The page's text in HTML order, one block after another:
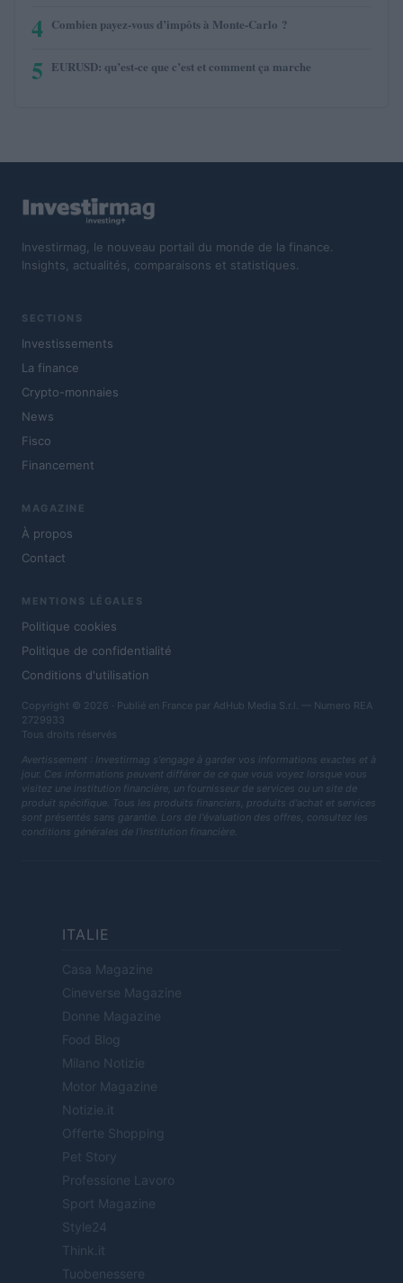
4 Combien payez-vous d’impôts à Monte-Carlo ?
5 EURUSD: qu’est-ce que c’est et comment ça marche
Investirmag, le nouveau portail du monde de la finance.
Insights, actualités, comparaisons et statistiques.
SECTIONS
Investissements
La finance
Crypto-monnaies
News
Fisco
Financement
MAGAZINE
À propos
Contact
MENTIONS LÉGALES
Politique cookies
Politique de confidentialité
Conditions d'utilisation
Copyright © 2026 · Publié en France par AdHub Media S.r.l. — Numero REA
2729933
Tous droits réservés
Avertissement : Investirmag s'engage à garder vos informations exactes et à
jour. Ces informations peuvent différer de ce que vous voyez lorsque vous
visitez une institution financière, un fournisseur de services ou un site de
produit spécifique. Tous les produits financiers, produits d'achat et services
sont présentés sans garantie. Lors de l'évaluation des offres, consultez les
conditions générales de l'institution financière.
ITALIE
Casa Magazine
Cineverse Magazine
Donne Magazine
Food Blog
Milano Notizie
Motor Magazine
Notizie.it
Offerte Shopping
Pet Story
Professione Lavoro
Sport Magazine
Style24
Think.it
Tuobenessere